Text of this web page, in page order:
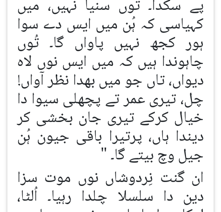
پے سکدا۔ توں سنیا نہیں، میں
کہیاسی کہ ہُن میں ایس دے سوا
ہور کجھ نہیں پاواں گا۔ تُوں
چاہوندا ہیں کہ میں ایس نوں لاہ
دیواں، تاں جو میں بھدا نظر آواں!
چل، تیری عمر تے پچھلی سیوا دا
خیال کرکے تیری جان بخشی کر
دیندا ہاں، پرتیرا باقی جیون ہُن
جیل وچ بیتے گا۔ "
ان گنت نِردوشاں نوں موت سزا
دین دا سلسلا چلدا رہیا۔ اُلٹا،